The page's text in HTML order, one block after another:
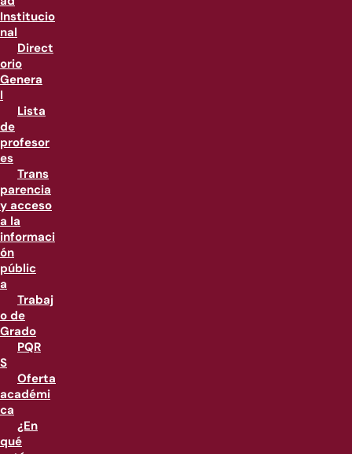
Institucio
nal
Direct
orio
Genera
l
Lista
de
profesor
es
Trans
parencia
y acceso
a la
informaci
ón
públic
a
Trabaj
o de
Grado
PQR
S
Oferta
académi
ca
¿En
qué